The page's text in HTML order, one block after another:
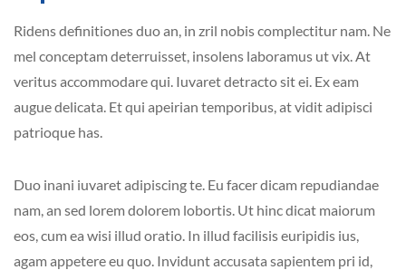
Ridens definitiones duo an, in zril nobis complectitur nam. Ne
mel conceptam deterruisset, insolens laboramus ut vix. At
veritus accommodare qui. Iuvaret detracto sit ei. Ex eam
augue delicata. Et qui apeirian temporibus, at vidit adipisci
patrioque has.
Duo inani iuvaret adipiscing te. Eu facer dicam repudiandae
nam, an sed lorem dolorem lobortis. Ut hinc dicat maiorum
eos, cum ea wisi illud oratio. In illud facilisis euripidis ius,
agam appetere eu quo. Invidunt accusata sapientem pri id,